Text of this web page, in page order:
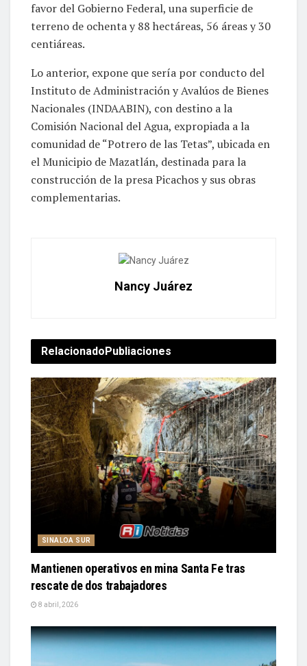
favor del Gobierno Federal, una superficie de
terreno de ochenta y 88 hectáreas, 56 áreas y 30
centiáreas.
Lo anterior, expone que sería por conducto del
Instituto de Administración y Avalúos de Bienes
Nacionales (INDAABIN), con destino a la
Comisión Nacional del Agua, expropiada a la
comunidad de “Potrero de las Tetas”, ubicada en
el Municipio de Mazatlán, destinada para la
construcción de la presa Picachos y sus obras
complementarias.
Nancy Juárez
Relacionado Publiaciones
SINALOA SUR
Mantienen operativos en mina Santa Fe tras
rescate de dos trabajadores
8 abril, 2026